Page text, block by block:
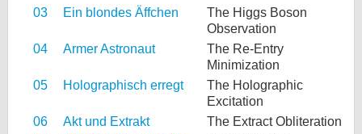
03
Ein blondes Äffchen
The Higgs Boson
Observation
04
Armer Astronaut
The Re-Entry
Minimization
05
Holographisch erregt
The Holographic
Excitation
06
Akt und Extrakt
The Extract Obliteration